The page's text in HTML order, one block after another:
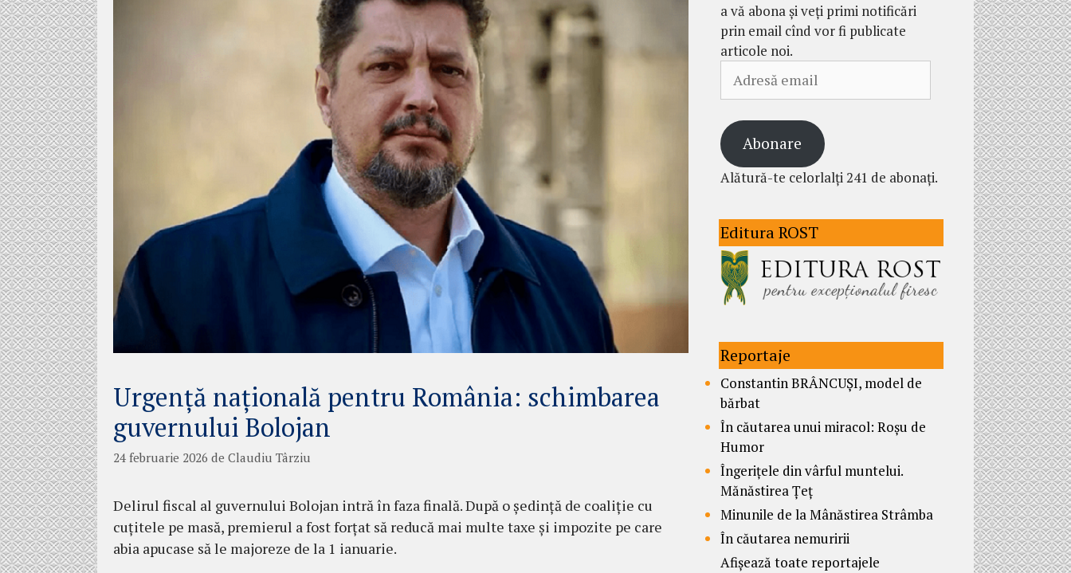
Urgență națională pentru România: schimbarea
guvernului Bolojan
24 februarie 2026 de Claudiu Târziu
Delirul fiscal al guvernului Bolojan intră în faza finală. După o ședință de coaliție cu
cuțitele pe masă, premierul a fost forțat să reducă mai multe taxe și impozite pe care
abia apucase să le majoreze de la 1 ianuarie.
a vă abona și veți primi notificări
prin email cînd vor fi publicate
articole noi.
email
Abonare
Alătură-te celorlalți 241 de abonați.
Editura ROST
Reportaje
Constantin BRÂNCUȘI, model de
bărbat
În căutarea unui miracol: Roșu de
Humor
Îngerițele din vârful muntelui.
Mănăstirea Țeț
Minunile de la Mânăstirea Strâmba
În căutarea nemuririi
Afișează toate reportajele